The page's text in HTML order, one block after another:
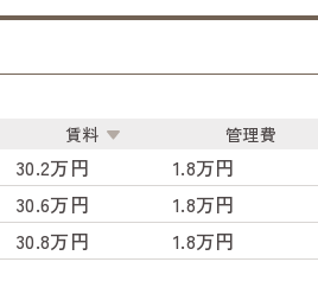
賃料 管理費
30.2万円 1.8万円
30.6万円 1.8万円
30.8万円 1.8万円